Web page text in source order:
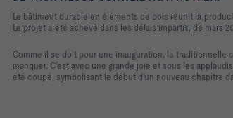
Le bâtiment durable en éléments de bois réunit la
Le projet a été achevé dans les délais impartis, de mars
Comme il se doit pour une inauguration, la traditionnelle
manquer. C'est avec une grande joie et sous les
été coupé, symbolisant le début d'un nouveau chapitre